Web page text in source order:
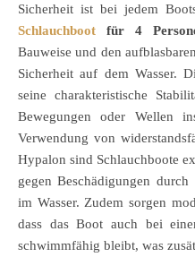
Sicherheit ist bei jedem
Schlauchboot für 4
Bauweise und den
Sicherheit auf dem Wasser.
seine charakteristische
Bewegungen oder Wellen
Verwendung von
Hypalon sind Schlauchboote
gegen Beschädigungen durch
im Wasser. Zudem sorgen
dass das Boot auch bei
schwimmfähig bleibt, was